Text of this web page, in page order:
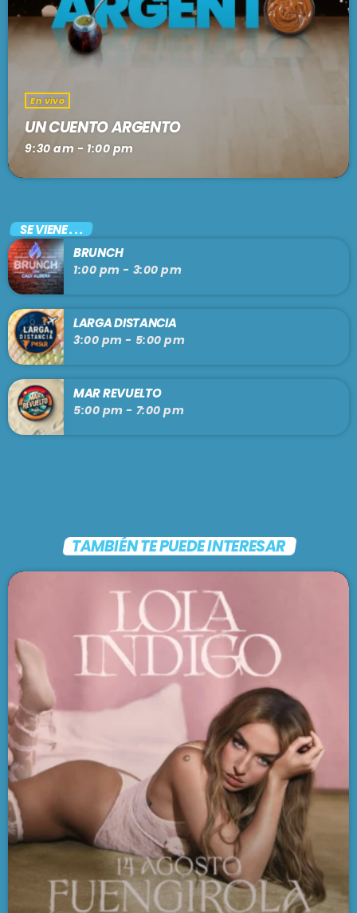
En vivo
UN CUENTO ARGENTO
9:30 am - 1:00 pm
SE VIENE . . .
BRUNCH
1:00 pm - 3:00 pm
LARGA DISTANCIA
3:00 pm - 5:00 pm
MAR REVUELTO
5:00 pm - 7:00 pm
TAMBIÉN TE PUEDE INTERESAR